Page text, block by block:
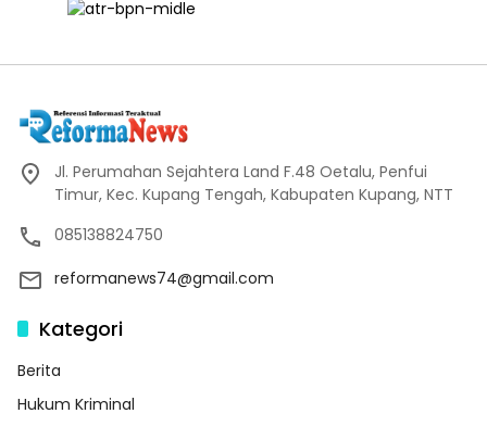
Jl. Perumahan Sejahtera Land F.48 Oetalu, Penfui
Timur, Kec. Kupang Tengah, Kabupaten Kupang, NTT
085138824750
reformanews74@gmail.com
Kategori
Berita
Hukum Kriminal